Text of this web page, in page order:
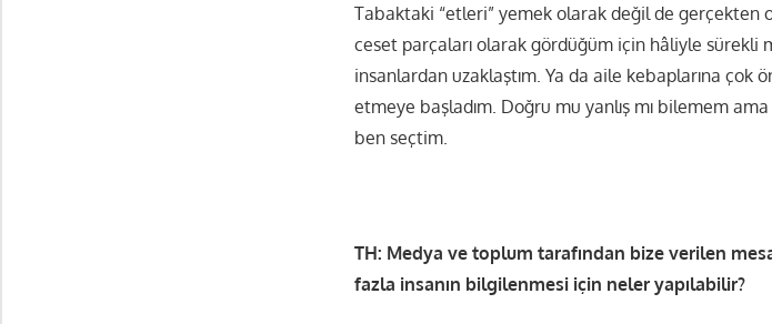
Tabaktaki “etleri” yemek olarak değil de gerçekten
ceset parçaları olarak gördüğüm için hâliyle sürekli
insanlardan uzaklaştım. Ya da aile kebaplarına çok
etmeye başladım. Doğru mu yanlış mı bilemem
ben seçtim.
TH: Medya ve toplum tarafından bize verilen
fazla insanın bilgilenmesi için neler yapılabilir?